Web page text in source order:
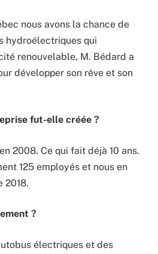
nous avons la chance de
hydroélectriques qui
renouvelable, M. Bédard a
développer son rêve et son
fut-elle créée ?
2008. Ce qui fait déjà 10 ans.
125 employés et nous en
2018.
?
électriques et des